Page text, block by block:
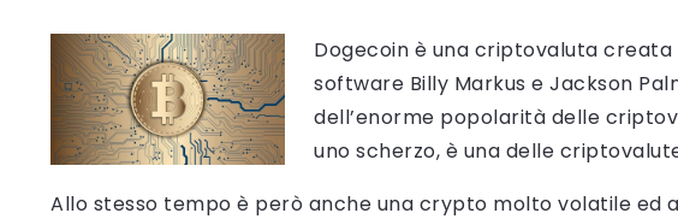
Dogecoin è una criptovaluta
software Billy Markus e Jackson
dell’enorme popolarità delle
uno scherzo, è una delle
Allo stesso tempo è però anche una crypto molto volatile ed